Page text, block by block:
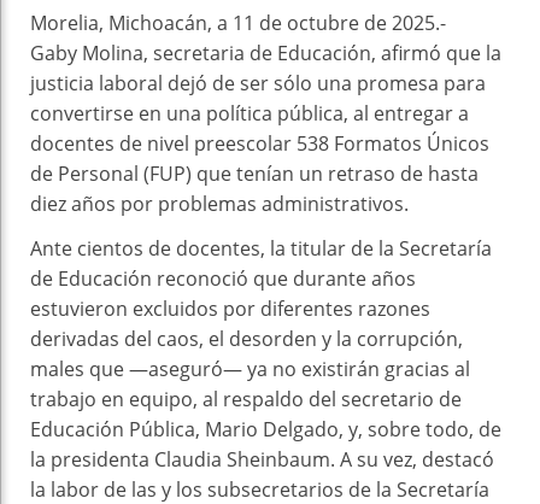
Morelia, Michoacán, a 11 de octubre de 2025.-
Gaby Molina, secretaria de Educación, afirmó que la
justicia laboral dejó de ser sólo una promesa para
convertirse en una política pública, al entregar a
docentes de nivel preescolar 538 Formatos Únicos
de Personal (FUP) que tenían un retraso de hasta
diez años por problemas administrativos.
Ante cientos de docentes, la titular de la Secretaría
de Educación reconoció que durante años
estuvieron excluidos por diferentes razones
derivadas del caos, el desorden y la corrupción,
males que —aseguró— ya no existirán gracias al
trabajo en equipo, al respaldo del secretario de
Educación Pública, Mario Delgado, y, sobre todo, de
la presidenta Claudia Sheinbaum. A su vez, destacó
la labor de las y los subsecretarios de la Secretaría